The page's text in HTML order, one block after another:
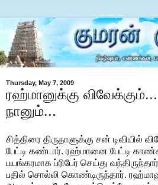
Thursday, May 7, 2009
ரஹ்மானுக்கு விவேக்கும்...
நானும்...
சித்திரை திருநாளுக்கு சன்
பேட்டி கண்டார். ரஹ்மானை பேட்டி
பயங்கரமாக ப்ரிபேர் செய்து
பதில் சொல்லி கொண்டிருந்தார்.